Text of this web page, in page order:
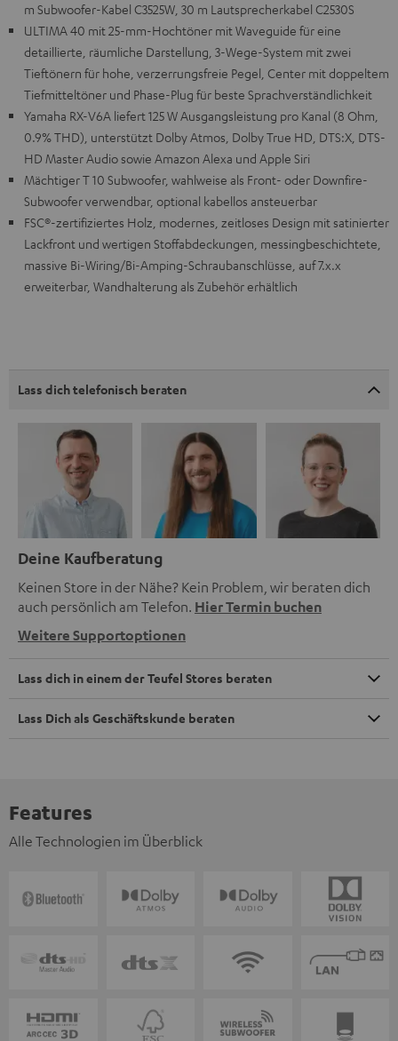
m Subwoofer-Kabel C3525W, 30 m Lautsprecherkabel C2530S
ULTIMA 40 mit 25-mm-Hochtöner mit Waveguide für eine
detaillierte, räumliche Darstellung, 3-Wege-System mit zwei
Tieftönern für hohe, verzerrungsfreie Pegel, Center mit doppeltem
Tiefmitteltöner und Phase-Plug für beste Sprachverständlichkeit
Yamaha RX-V6A liefert 125 W Ausgangsleistung pro Kanal (8 Ohm,
0.9% THD), unterstützt Dolby Atmos, Dolby True HD, DTS:X, DTS-
HD Master Audio sowie Amazon Alexa und Apple Siri
Mächtiger T 10 Subwoofer, wahlweise als Front- oder Downfire-
Subwoofer verwendbar, optional kabellos ansteuerbar
FSC®-zertifiziertes Holz, modernes, zeitloses Design mit satinierter
Lackfront und wertigen Stoffabdeckungen, messingbeschichtete,
massive Bi-Wiring/Bi-Amping-Schraubanschlüsse, auf 7.x.x
erweiterbar, Wandhalterung als Zubehör erhältlich
Lass dich telefonisch beraten
Deine Kaufberatung
Keinen Store in der Nähe? Kein Problem, wir beraten dich
auch persönlich am Telefon. Hier Termin buchen
Weitere Supportoptionen
Lass dich in einem der Teufel Stores beraten
Lass Dich als Geschäftskunde beraten
Features
Alle Technologien im Überblick